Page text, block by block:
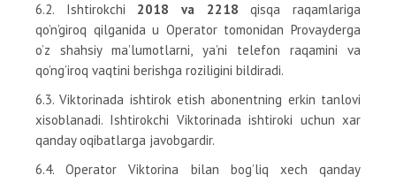
6.2. Ishtirokchi 2018 va 2218 qisqa raqamlariga
qo’n’giroq qilganida u Operator tomonidan Provayderga
o’z shahsiy ma’lumotlarni, ya’ni telefon raqamini va
qo’ng’iroq vaqtini berishga roziligini bildiradi.
6.3. Viktorinada ishtirok etish abonentning erkin tanlovi
xisoblanadi. Ishtirokchi Viktorinada ishtiroki uchun xar
qanday oqibatlarga javobgardir.
6.4. Operator Viktorina bilan bog’liq xech qanday